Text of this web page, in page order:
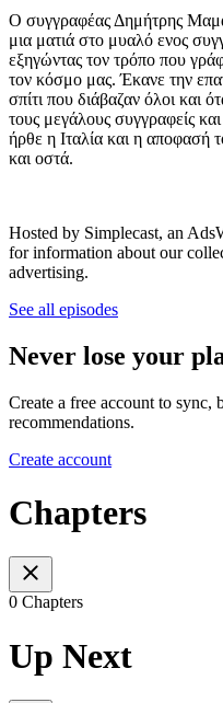
Ο συγγραφέας Δημήτρης
μια ματιά στο μυαλό ενος
εξηγώντας τον τρόπο που
τον κόσμο μας. Έκανε την
σπίτι που διάβαζαν όλοι και
τους μεγάλους συγγραφείς
ήρθε η Ιταλία και η αποφασή
και οστά.
Hosted by Simplecast, an
for information about our
advertising.
See all episodes
Never lose your
Create a free account to sync,
recommendations.
Create account
Chapters
0 Chapters
Up Next